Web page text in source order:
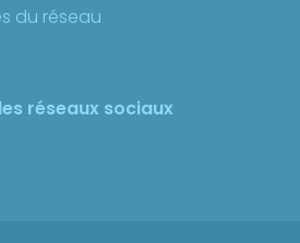
du réseau
réseaux sociaux